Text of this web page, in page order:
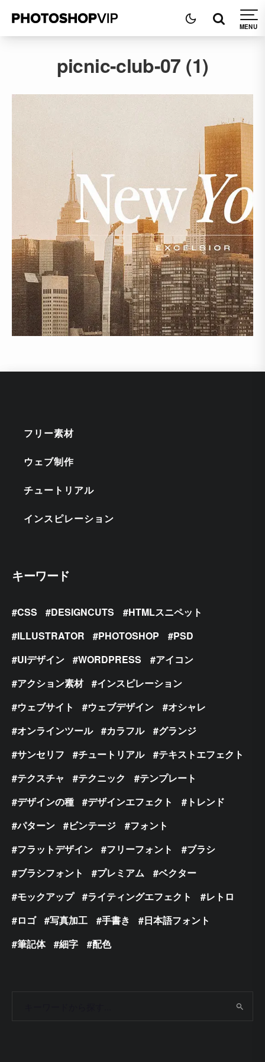
picnic-club-07 (1)
フリー素材
ウェブ制作
チュートリアル
インスピレーション
キーワード
CSS DESIGNCUTS
HTMLスニペット
ILLUSTRATOR
PHOTOSHOP
PSD
UIデザイン
WORDPRESS
アイコン
アクション素材
インスピレーション
ウェブサイト
ウェブデザイン
オシャレ
オンラインツール
カラフル
グランジ
サンセリフ
チュートリアル
テキストエフェクト
テクスチャ
テクニック
テンプレート
デザインの種
デザインエフェクト
トレンド
パターン
ビンテージ
フォント
フラットデザイン
フリーフォント
ブラシ
ブラシフォント
プレミアム
ベクター
モックアップ
ライティングエフェクト
レトロ
ロゴ
写真加工 手書き
日本語フォント
筆記体
細字 配色